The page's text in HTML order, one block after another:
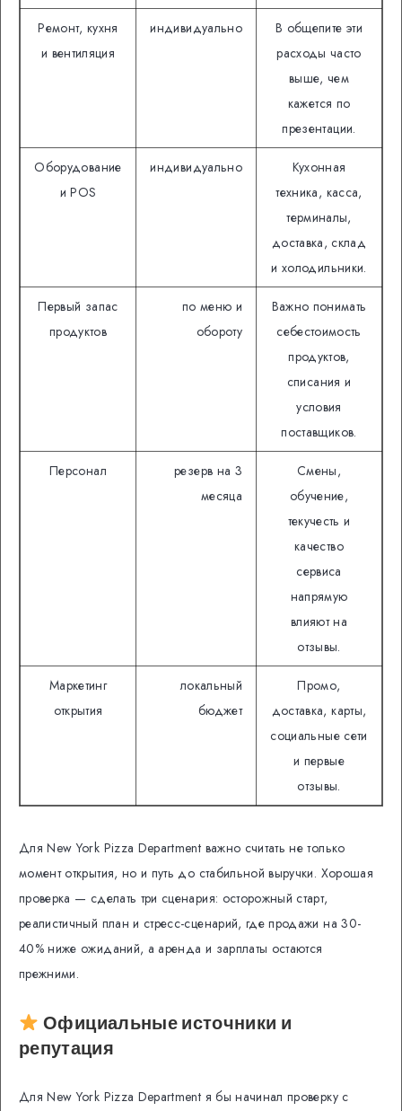
Ремонт, кухня
и вентиляция
индивидуально
В общепите эти
расходы часто
выше, чем
кажется по
презентации.
Оборудование
и POS
индивидуально
Кухонная
техника, касса,
терминалы,
доставка, склад
и холодильники.
Первый запас
продуктов
по меню и
обороту
Важно понимать
себестоимость
продуктов,
списания и
условия
поставщиков.
Персонал
резерв на 3
месяца
Смены,
обучение,
текучесть и
качество
сервиса
напрямую
влияют на
отзывы.
Маркетинг
открытия
локальный
бюджет
Промо,
доставка, карты,
социальные сети
и первые
отзывы.
Для New York Pizza Department важно считать не только
момент открытия, но и путь до стабильной выручки. Хорошая
проверка — сделать три сценария: осторожный старт,
реалистичный план и стресс-сценарий, где продажи на 30-
40% ниже ожиданий, а аренда и зарплаты остаются
прежними.
Официальные источники и
репутация
Для New York Pizza Department я бы начинал проверку с